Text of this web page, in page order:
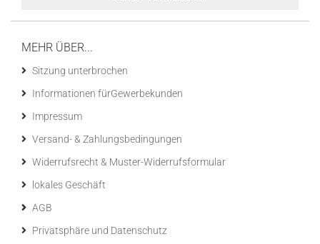
MEHR ÜBER...
Sitzung unterbrochen
Informationen fürGewerbekunden
Impressum
Versand- & Zahlungsbedingungen
Widerrufsrecht & Muster-Widerrufsformular
lokales Geschäft
AGB
Privatsphäre und Datenschutz